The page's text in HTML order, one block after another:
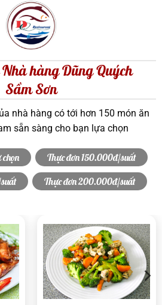
hàng Dũng Quých
Sầm Sơn
nhà hàng có tới hơn 150 món ăn
sẵn sàng cho bạn lựa chọn
chọn
Thực đơn 150.000đ/suất
Thực đơn 200.000đ/suất